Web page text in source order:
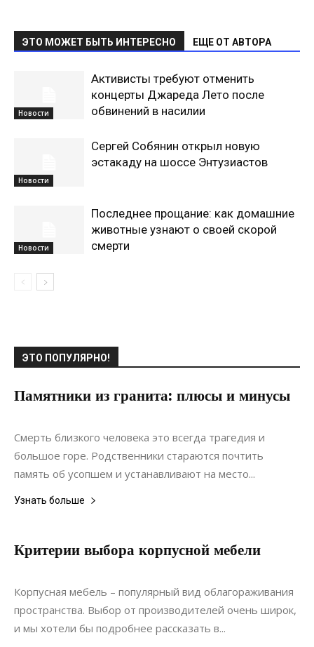
ЭТО МОЖЕТ БЫТЬ ИНТЕРЕСНО ЕЩЕ ОТ АВТОРА
Новости
Активисты требуют отменить
концерты Джареда Лето после
обвинений в насилии
Новости
Сергей Собянин открыл новую
эстакаду на шоссе Энтузиастов
Новости
Последнее прощание: как домашние
животные узнают о своей скорой
смерти
ЭТО ПОПУЛЯРНО!
Памятники из гранита: плюсы и минусы
29.05.2021 0
Смерть близкого человека это всегда трагедия и
большое горе. Родственники стараются почтить
память об усопшем и устанавливают на место...
Узнать больше
Критерии выбора корпусной мебели
08.12.2019
Корпусная мебель – популярный вид облагораживания
пространства. Выбор от производителей очень широк,
и мы хотели бы подробнее рассказать в...